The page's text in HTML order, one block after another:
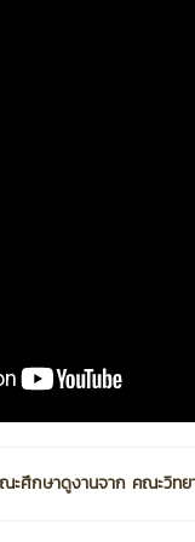
ะศึกษาดูงานจาก คณะวิทย